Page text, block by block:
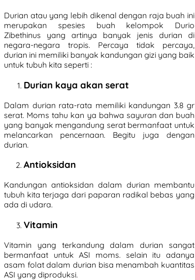
Durian atau yang lebih dikenal dengan raja buah ini
merupakan spesies buah kelompok Durio
Zibethinus yang artinya banyak jenis durian di
negara-negara tropis. Percaya tidak percaya,
durian ini memiliki banyak kandungan gizi yang baik
untuk tubuh kita seperti :
Durian kaya akan serat
Dalam durian rata-rata memiliki kandungan 3.8 gr
serat. Moms tahu kan ya bahwa sayuran dan buah
yang banyak mengandung serat bermanfaat untuk
melancarkan pencernaan. Begitu juga dengan
durian.
Antioksidan
Kandungan antioksidan dalam durian membantu
tubuh kita terjaga dari paparan radikal bebas yang
ada di udara.
Vitamin
Vitamin yang terkandung dalam durian sangat
bermanfaat untuk ASI moms. selain itu adanya
asam folat dalam durian bisa menambah kuantitas
ASI yang diproduksi.